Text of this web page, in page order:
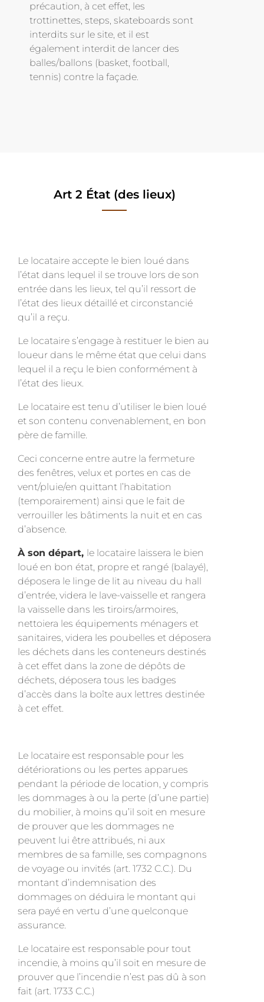
précaution, à cet effet, les
trottinettes, steps, skateboards sont
interdits sur le site, et il est
également interdit de lancer des
balles/ballons (basket, football,
tennis) contre la façade.
Art 2 État (des lieux)
Le locataire accepte le bien loué dans
l’état dans lequel il se trouve lors de son
entrée dans les lieux, tel qu’il ressort de
l’état des lieux détaillé et circonstancié
qu’il a reçu.
Le locataire s’engage à restituer le bien au
loueur dans le même état que celui dans
lequel il a reçu le bien conformément à
l’état des lieux.
Le locataire est tenu d’utiliser le bien loué
et son contenu convenablement, en bon
père de famille.
Ceci concerne entre autre la fermeture
des fenêtres, velux et portes en cas de
vent/pluie/en quittant l’habitation
(temporairement) ainsi que le fait de
verrouiller les bâtiments la nuit et en cas
d’absence.
À son départ, le locataire laissera le bien
loué en bon état, propre et rangé (balayé),
déposera le linge de lit au niveau du hall
d’entrée, videra le lave-vaisselle et rangera
la vaisselle dans les tiroirs/armoires,
nettoiera les équipements ménagers et
sanitaires, videra les poubelles et déposera
les déchets dans les conteneurs destinés
à cet effet dans la zone de dépôts de
déchets, déposera tous les badges
d’accès dans la boîte aux lettres destinée
à cet effet.
Le locataire est responsable pour les
détériorations ou les pertes apparues
pendant la période de location, y compris
les dommages à ou la perte (d’une partie)
du mobilier, à moins qu’il soit en mesure
de prouver que les dommages ne
peuvent lui être attribués, ni aux
membres de sa famille, ses compagnons
de voyage ou invités (art. 1732 C.C.). Du
montant d’indemnisation des
dommages on déduira le montant qui
sera payé en vertu d’une quelconque
assurance.
Le locataire est responsable pour tout
incendie, à moins qu’il soit en mesure de
prouver que l’incendie n’est pas dû à son
fait (art. 1733 C.C.)